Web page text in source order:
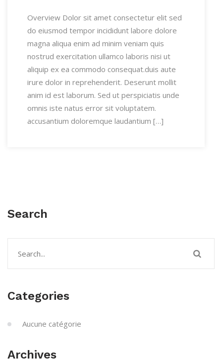
Overview Dolor sit amet consectetur elit sed
do eiusmod tempor incididunt labore dolore
magna aliqua enim ad minim veniam quis
nostrud exercitation ullamco laboris nisi ut
aliquip ex ea commodo consequat.duis aute
irure dolor in reprehenderit. Deserunt mollit
anim id est laborum. Sed ut perspiciatis unde
omnis iste natus error sit voluptatem.
accusantium doloremque laudantium […]
Search
Categories
Aucune catégorie
Archives